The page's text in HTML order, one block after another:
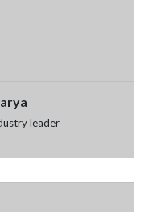
leader